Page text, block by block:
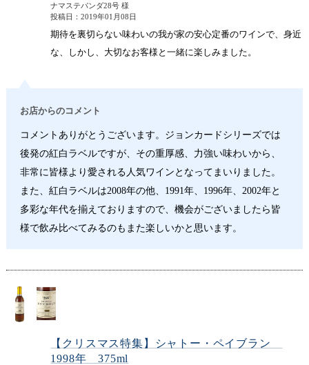
ナマステパンダ28号 様
投稿日：2019年01月08日
期待を裏切らない味わいの我が家の安心定番のワインで、身近
な、しかし、大切なお客様と一緒に楽しみました。
お店からのコメント
コメントありがとうございます。ジョンカードシリーズでは
後発の紅白ラベルですが、その重厚感、力強い味わいから、
非常に皆様より愛される人気ワインとなってまいりました。
また、紅白ラベルは2008年の他、1991年、1996年、2002年と
多彩な年代を揃えておりますので、機会がございましたら皆
様で飲み比べてみるのもまた楽しいかと思います。
【クリスマス特集】シャトー・ペイブラン
1998年 375ml